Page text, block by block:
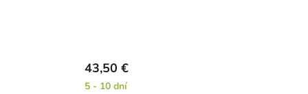
43,50 €
5 - 10 dní